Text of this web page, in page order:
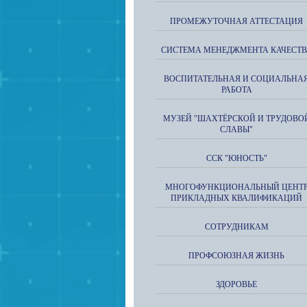
ПРОМЕЖУТОЧНАЯ АТТЕСТАЦИЯ
СИСТЕМА МЕНЕДЖМЕНТА
ВОСПИТАТЕЛЬНАЯ И
РАБОТА
МУЗЕЙ "ШАХТЁРСКОЙ И
СЛАВЫ"
ССК "ЮНОСТЬ"
МНОГОФУНКЦИОНАЛЬНЫЙ
ПРИКЛАДНЫХ КВАЛИФИКАЦИЙ
СОТРУДНИКАМ
ПРОФСОЮЗНАЯ ЖИЗНЬ
ЗДОРОВЬЕ